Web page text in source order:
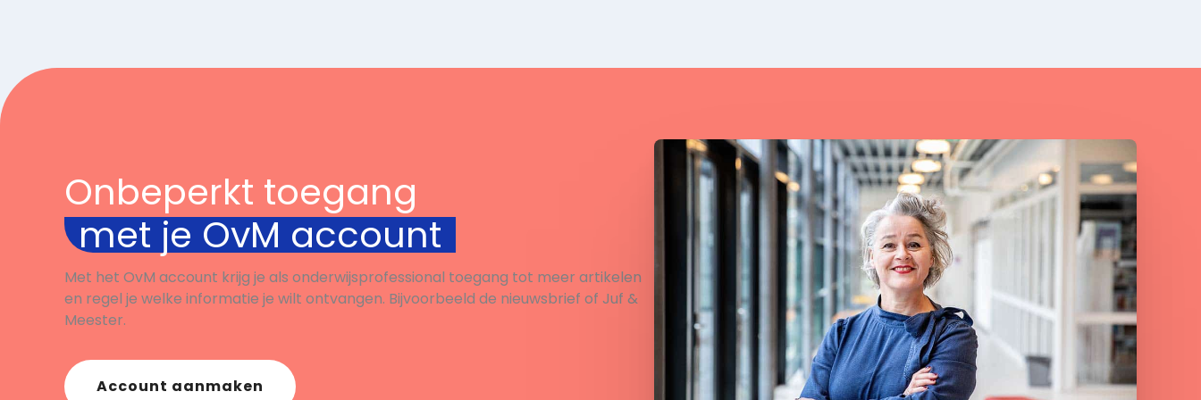
boek Superbrabants. Ga naar
Onbeperkt toegang
met je OvM account
Met het OvM account krijg je als onderwijsprofessional toegang tot meer artikelen
en regel je welke informatie je wilt ontvangen. Bijvoorbeeld de nieuwsbrief of Juf &
Meester.
Account aanmaken